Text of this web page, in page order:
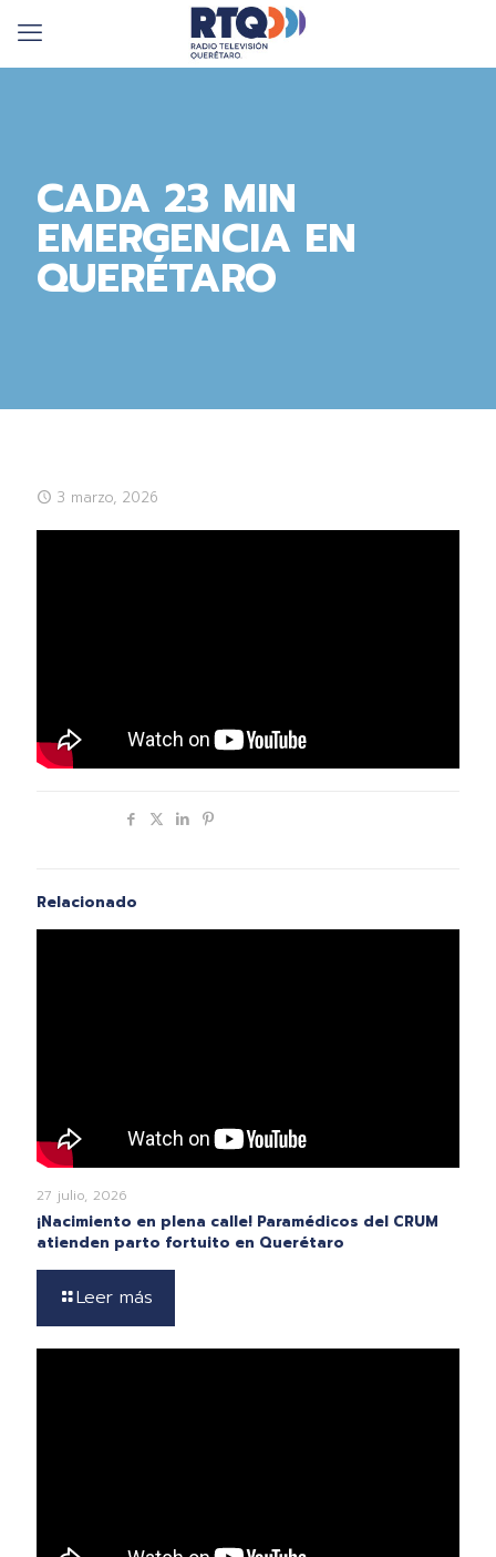
CADA 23 MIN
EMERGENCIA EN
QUERÉTARO
3 marzo, 2026
Relacionado
27 julio, 2026
¡Nacimiento en plena calle! Paramédicos del CRUM
atienden parto fortuito en Querétaro
Leer más